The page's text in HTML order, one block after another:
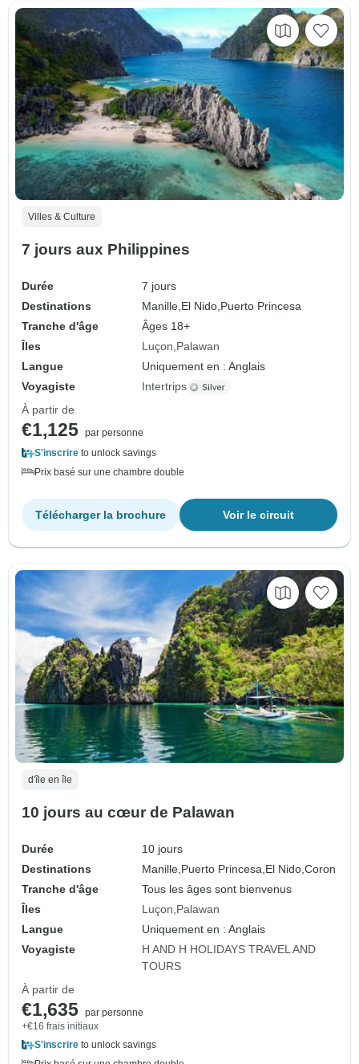
Villes & Culture
7 jours aux Philippines
Durée
7 jours
Destinations
Manille,El Nido,Puerto Princesa
Tranche d'âge
Âges 18+
Îles
Luçon Palawan
Langue
Uniquement en : Anglais
Voyagiste
Intertrips
À partir de
€1,125 par personne
S'inscrire to unlock savings
Prix basé sur une chambre double
Voir le circuit
Télécharger la brochure
d'île en île
10 jours au cœur de Palawan
Durée
10 jours
Destinations
Manille, Puerto Princesa, El Nido,Coron
Tranche d'âge
Tous les âges sont bienvenus
Îles
Luçon Palawan
Langue
Uniquement en : Anglais
Voyagiste
H AND H HOLIDAYS TRAVEL AND
TOURS
À partir de
€1,635 par personne
+€16 frais initiaux
S'inscrire to unlock savings